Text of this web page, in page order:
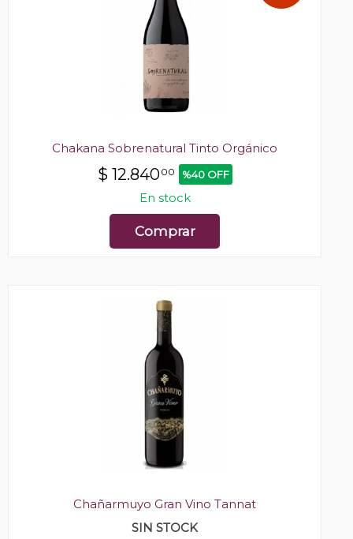
Chakana Sobrenatural Tinto Orgánico
$ 12.84000 %40 OFF
En stock
Comprar
Chañarmuyo Gran Vino Tannat
SIN STOCK